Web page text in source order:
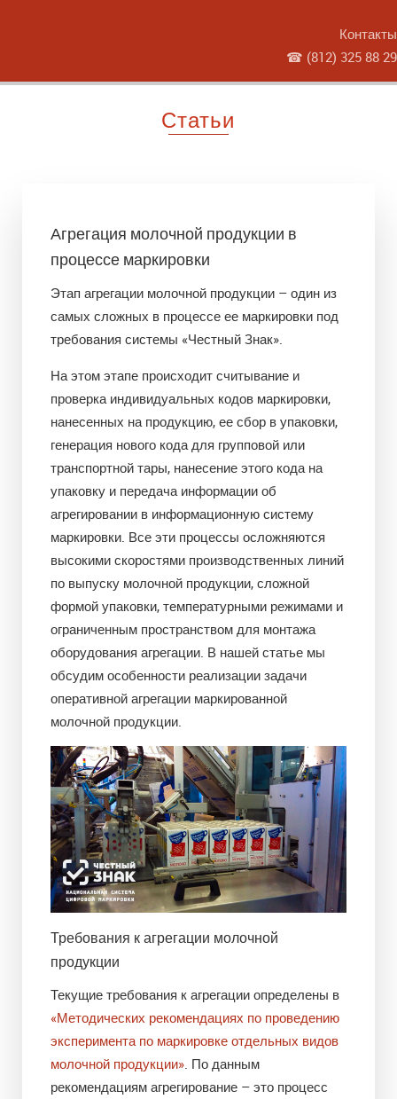
Контакты
☎ (812) 325 88 29
Статьи
Агрегация молочной продукции в
процессе маркировки
Этап агрегации молочной продукции – один из
самых сложных в процессе ее маркировки под
требования системы «Честный Знак».
На этом этапе происходит считывание и
проверка индивидуальных кодов маркировки,
нанесенных на продукцию, ее сбор в упаковки,
генерация нового кода для групповой или
транспортной тары, нанесение этого кода на
упаковку и передача информации об
агрегировании в информационную систему
маркировки. Все эти процессы осложняются
высокими скоростями производственных линий
по выпуску молочной продукции, сложной
формой упаковки, температурными режимами и
ограниченным пространством для монтажа
оборудования агрегации. В нашей статье мы
обсудим особенности реализации задачи
оперативной агрегации маркированной
молочной продукции.
Требования к агрегации молочной
продукции
Текущие требования к агрегации определены в
«Методических рекомендациях по проведению
эксперимента по маркировке отдельных видов
молочной продукции» . По данным
рекомендациям агрегирование – это процесс